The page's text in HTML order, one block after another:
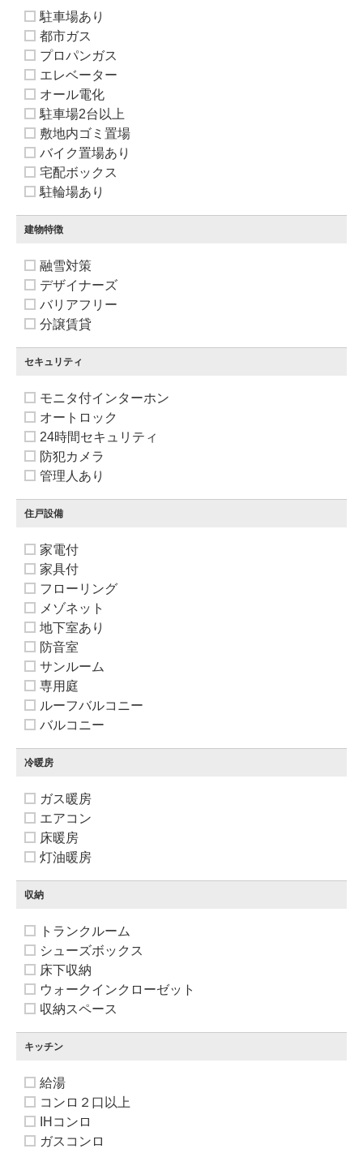
駐車場あり
都市ガス
プロパンガス
エレベーター
オール電化
駐車場2台以上
敷地内ゴミ置場
バイク置場あり
宅配ボックス
駐輪場あり
建物特徴
融雪対策
デザイナーズ
バリアフリー
分譲賃貸
セキュリティ
モニタ付インターホン
オートロック
24時間セキュリティ
防犯カメラ
管理人あり
住戸設備
家電付
家具付
フローリング
メゾネット
地下室あり
防音室
サンルーム
専用庭
ルーフバルコニー
バルコニー
冷暖房
ガス暖房
エアコン
床暖房
灯油暖房
収納
トランクルーム
シューズボックス
床下収納
ウォークインクローゼット
収納スペース
キッチン
給湯
コンロ２口以上
IHコンロ
ガスコンロ